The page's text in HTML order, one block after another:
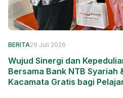
BERITA29 Juli 2026
Wujud Sinergi dan
Bersama Bank NTB Syariah
Kacamata Gratis bagi